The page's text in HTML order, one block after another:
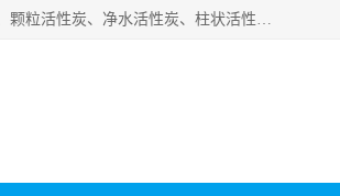
北京中航豫泓环保技术有限公司主要生产经营蜂窝状活性炭、椰子壳活性炭、污水絮凝剂、颗粒活性炭、净水活性炭、柱状活性炭等水处理和空气净化产品，品质信赖、服务保障。是您理想的合作伙伴。欢迎来电咨询！